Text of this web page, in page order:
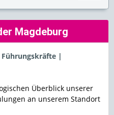
Magdeburg
|
Überblick unserer
an unserem Standort